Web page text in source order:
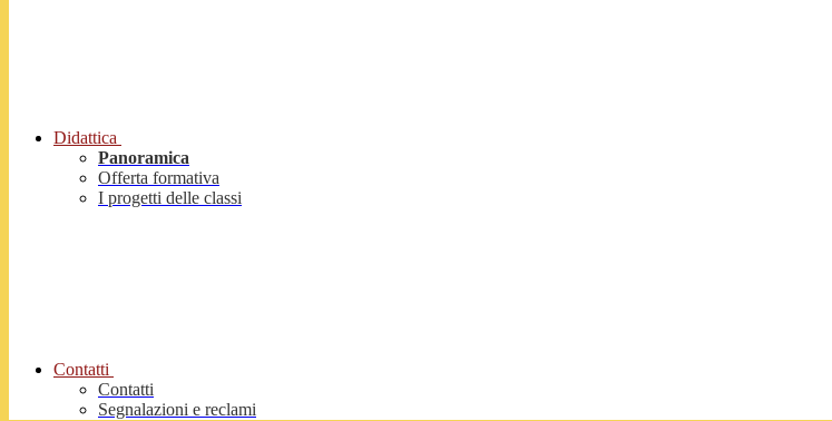
Didattica
Panoramica
Offerta formativa
I progetti delle classi
Contatti
Contatti
Segnalazioni e reclami